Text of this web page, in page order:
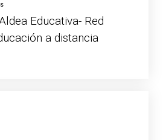
Educativa- Red
a distancia